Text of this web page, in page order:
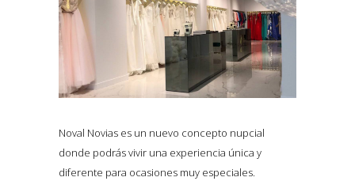
Noval Novias es un nuevo concepto nupcial
donde podrás vivir una experiencia única y
diferente para ocasiones muy especiales.